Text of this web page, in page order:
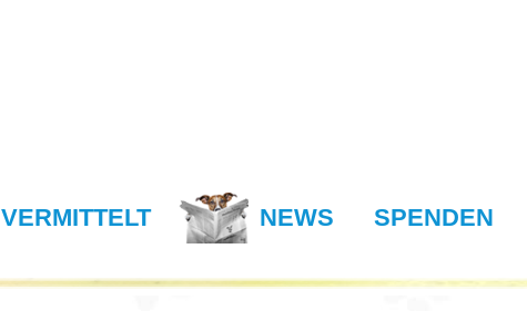
VERMITTELT NEWS SPENDEN